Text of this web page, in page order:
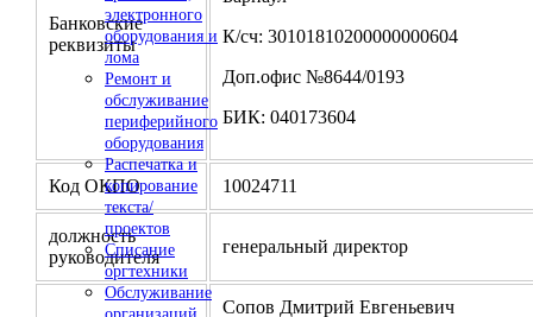
электронного
оборудования и
лома
Ремонт и
обслуживание
периферийного
оборудования
Распечатка и
копирование
текста/
проектов
Списание
оргтехники
Обслуживание
Банковские
реквизиты
К/сч: 30101810200000000604
Доп.офис №8644/0193
БИК: 040173604
Код ОКПО 10024711
должность
руководителя
генеральный директор
Сопов Дмитрий Евгеньевич